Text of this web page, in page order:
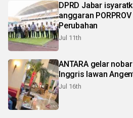
DPRD Jabar
anggaran
Perubahan
Jul 11th
ANTARA gelar
Inggris lawan
Jul 16th